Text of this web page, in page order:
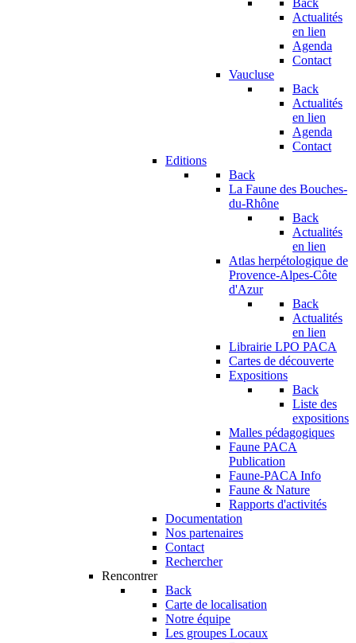
Back
Actualités
en lien
Agenda
Contact
Vaucluse
Back
Actualités
en lien
Agenda
Contact
Editions
Back
La Faune des Bouches-
du-Rhône
Back
Actualités
en lien
Atlas herpétologique de
Provence-Alpes-Côte
d'Azur
Back
Actualités
en lien
Librairie LPO PACA
Cartes de découverte
Expositions
Back
Liste des
expositions
Malles pédagogiques
Faune PACA
Publication
Faune-PACA Info
Faune & Nature
Rapports d'activités
Documentation
Nos partenaires
Contact
Rechercher
Rencontrer
Back
Carte de localisation
Notre équipe
Les groupes Locaux